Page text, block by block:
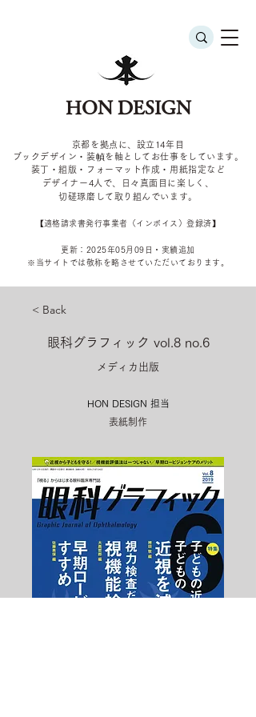
HON DESIGN
京都を拠点に、設立14年目
ブックデザイン・装幀を軸としてお仕事をしています。
装丁・組版・フォーマット作成・用紙指定など
デザイナー4 人で、日々真面目に楽しく、
切磋琢磨して取り組んでいます。
​【適格請求書発行事業者（インボイス）登録済】
更新：2025年05 月09 日・実績追加
​※当サイトでは敬称を 略させていただいております。
< Back
眼科グラフィック vol.8 no.6
メディカ出版
HON DESIGN​ 担当
表紙制作